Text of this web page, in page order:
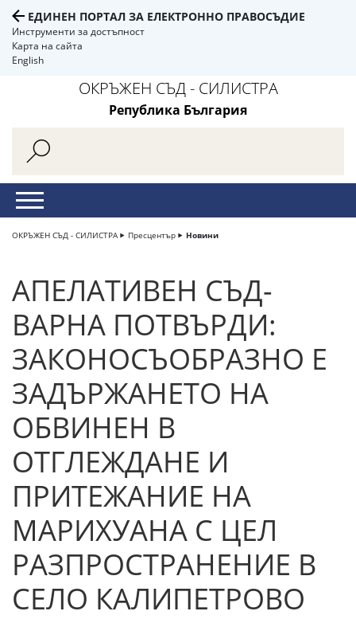
ЕДИНЕН ПОРТАЛ ЗА ЕЛЕКТРОННО ПРАВОСЪДИЕ
Инструменти за достъпност
Карта на сайта
English
ОКРЪЖЕН СЪД - СИЛИСТРА
Република България
ОКРЪЖЕН СЪД - СИЛИСТРА Пресцентър Новини
АПЕЛАТИВЕН СЪД-
ВАРНА ПОТВЪРДИ:
ЗАКОНОСЪОБРАЗНО Е
ЗАДЪРЖАНЕТО НА
ОБВИНЕН В
ОТГЛЕЖДАНЕ И
ПРИТЕЖАНИЕ НА
МАРИХУАНА С ЦЕЛ
РАЗПРОСТРАНЕНИЕ В
СЕЛО КАЛИПЕТРОВО